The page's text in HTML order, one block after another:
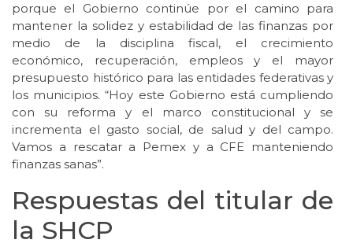
porque el Gobierno continúe por el camino para
mantener la solidez y estabilidad de las finanzas por
medio de la disciplina fiscal, el crecimiento
económico, recuperación, empleos y el mayor
presupuesto histórico para las entidades federativas y
los municipios. “Hoy este Gobierno está cumpliendo
con su reforma y el marco constitucional y se
incrementa el gasto social, de salud y del campo.
Vamos a rescatar a Pemex y a CFE manteniendo
finanzas sanas”.
Respuestas del titular de
la SHCP